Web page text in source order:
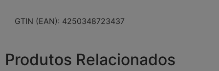
GTIN (EAN): 4250348723437
Produtos Relacionados